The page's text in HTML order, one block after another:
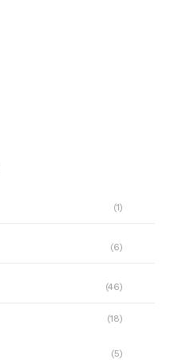
(1)
(6)
(46)
(18)
(5)